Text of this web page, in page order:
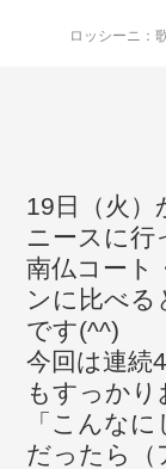
ロッシーニ：
19日（火）
ニースに行
南仏コート
ンに比べる
です(^^)
今回は連続
もすっか
「こんな
だったら（